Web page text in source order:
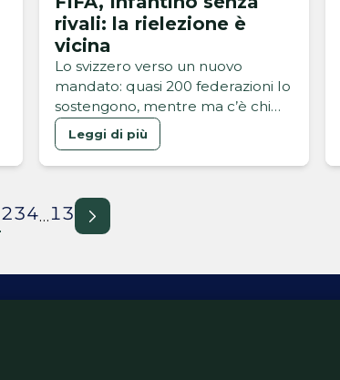
rivali: la rielezione è
vicina
Lo svizzero verso un nuovo
mandato: quasi 200 federazioni lo
sostengono, mentre ma c’è chi
prova a voltare pagina
Leggi di più
234…13